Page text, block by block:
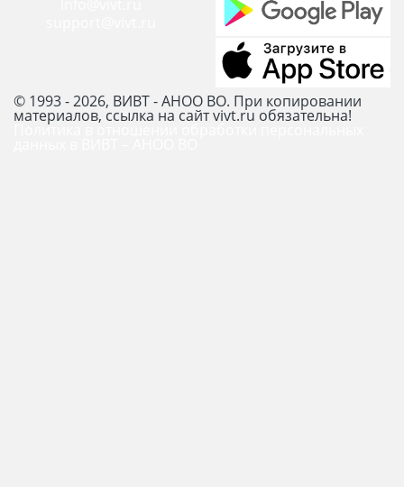
© 1993 - 2026, ВИВТ - АНОО ВО. При копировании
материалов, ссылка на сайт vivt.ru обязательна!
Политика в отношении обработки персональных